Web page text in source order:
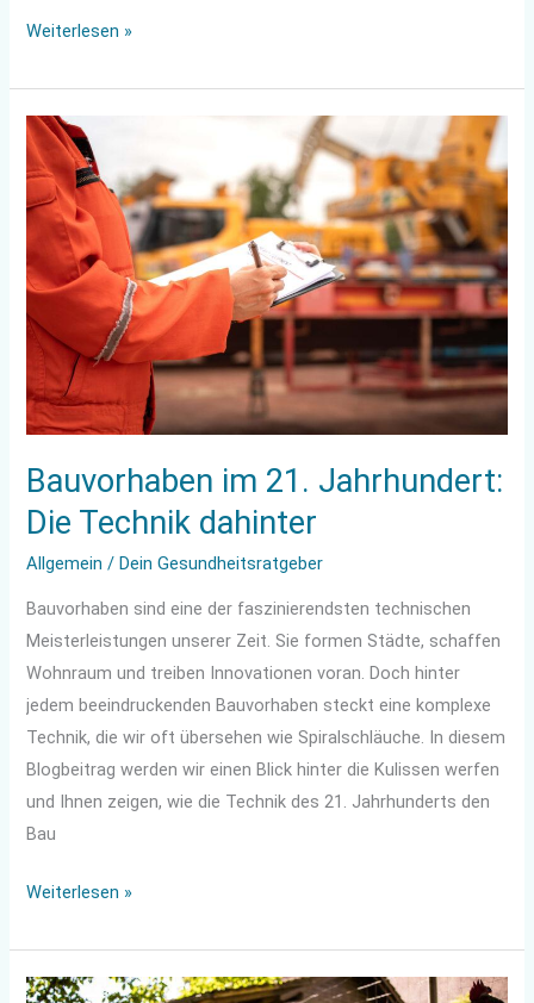
Weiterlesen »
Bauvorhaben im 21. Jahrhundert:
Die Technik dahinter
Allgemein /Dein Gesundheitsratgeber
Bauvorhaben sind eine der faszinierendsten technischen
Meisterleistungen unserer Zeit. Sie formen Städte, schaffen
Wohnraum und treiben Innovationen voran. Doch hinter
jedem beeindruckenden Bauvorhaben steckt eine komplexe
Technik, die wir oft übersehen wie Spiralschläuche. In diesem
Blogbeitrag werden wir einen Blick hinter die Kulissen werfen
und Ihnen zeigen, wie die Technik des 21. Jahrhunderts den
Bau
Bauvorhaben
im
21.
Jahrhundert:
Technik
dahinter
Weiterlesen »
Federleichte